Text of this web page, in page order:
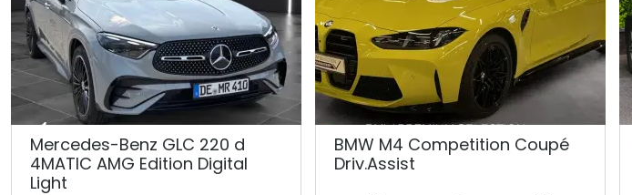
Mercedes-Benz GLC 220 d
4MATIC AMG Edition Digital
Light
BMW M4 Competition Coupé
Driv.Assist